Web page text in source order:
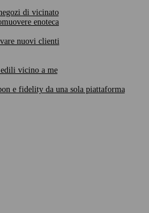
di vicinato
enoteca
nuovi clienti
vicino a me
e fidelity da una sola piattaforma